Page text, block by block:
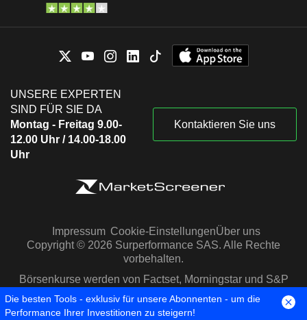
UNSERE EXPERTEN
SIND FÜR SIE DA
Montag - Freitag 9.00-
12.00 Uhr / 14.00-18.00
Uhr
Kontaktieren Sie uns
Impressum Cookie-EinstellungenÜber uns
Copyright © 2026 Surperformance SAS. Alle Rechte
vorbehalten.
Börsenkurse werden von Factset, Morningstar und S&P
Capital IQ zur Verfügung gestellt
Die besten Tools - exklusiv für unsere Abonnenten - um die
Performance Ihrer Investitionen zu steigern!